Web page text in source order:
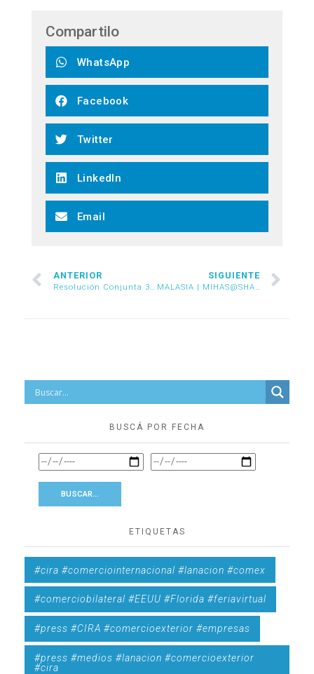
Compartilo
WhatsApp
Facebook
Twitter
LinkedIn
Email
ANTERIOR
Resolución Conjunta 3/2025
SIGUIENTE
MALASIA | MIHAS@SHANGHAI 2025
BUSCÁ POR FECHA
ETIQUETAS
#cira #comerciointernacional #lanacion #comex
#comerciobilateral #EEUU #Florida #feriavirtual
#press #CIRA #comercioexterior #empresas
#press #medios #lanacion #comercioexterior
#cira